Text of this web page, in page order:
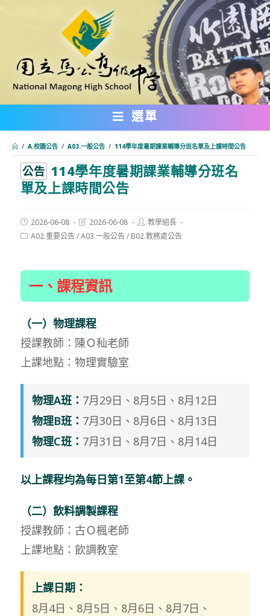
內
選單
/ A.校園公告 / A03.一般公告 / 114學年度暑期課業輔導分班名單及上課時間公告
公告 114學年度暑期課業輔導分班名
單及上課時間公告
Post
published:
2026-06-08
Post
modified:
2026-06-08
Post
author:
教學組長
PostA02.重要公告/A03.一般公告/ B02.教務處公告
一、課程資訊
（一）物理課程
授課教師：陳Ｏ秈老師
上課地點：物理實驗室
物理A班： 7月29日、8月5日、8月12日
物理B班： 7月30日、8月6日、8月13日
物理C班： 7月31日、8月7日、8月14日
以上課程均為每日第1至第4節上課。
（二）飲料調製課程
授課教師：古Ｏ楓老師
上課地點：飲調教室
上課日期：
8月4日、8月5日、8月6日、8月7日、